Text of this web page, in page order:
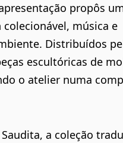
propôs
música e
Distribuídos
escultóricas de
o atelier numa
a coleção